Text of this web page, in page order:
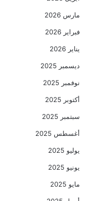
مارس 2026
فبراير 2026
يناير 2026
ديسمبر 2025
نوفمبر 2025
أكتوبر 2025
سبتمبر 2025
أغسطس 2025
يوليو 2025
يونيو 2025
مايو 2025